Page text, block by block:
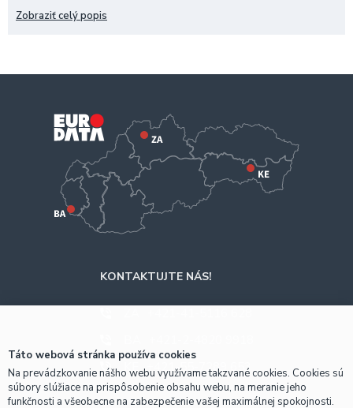
a inkoustových tiskáren.
Zobraziť celý popis
KONTAKTUJTE NÁS!
KE +421-55-7289 653
Táto webová stránka používa cookies
Na prevádzkovanie nášho webu využívame takzvané cookies. Cookies sú
súbory slúžiace na prispôsobenie obsahu webu, na meranie jeho
funkčnosti a všeobecne na zabezpečenie vašej maximálnej spokojnosti.